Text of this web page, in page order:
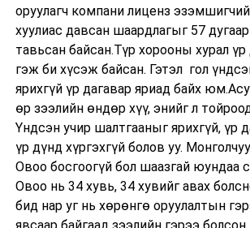
оруулагч компани лиценз
хуулиас давсан шаардлагыг 57
тавьсан байсан.Түр хорооны хурал
гэж би хүсэж байсан. Гэтэл гол
ярихгүй үр дагавар яриад байх
өр зээлийн өндөр хүү, энийг л
Үндсэн учир шалтгааныг ярихгүй, үр
үр дүнд хүргэхгүй болов уу.
Овоо босгоогүй бол шаазгай юундаа
Овоо нь 34 хувь, 34 хувийг авах
бид нар уг нь хөрөнгө оруулалтын
явсаар байгаад зээлийн гэрээ